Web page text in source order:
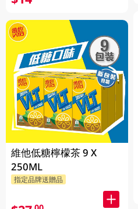
維他低糖檸檬茶 9 X
250ML
指定品牌送贈品